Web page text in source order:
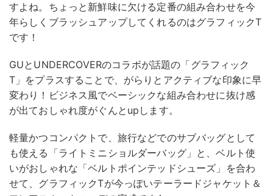
すよね。ちょっと新鮮味に欠ける定番の組み合わせを今
年らしくブラッシュアップしてくれるのはグラフィックT
です！
GUとUNDERCOVERのコラボが話題の「グラフィック
T」をプラスすることで、がらりとアクティブな印象に早
変わり！ビジネス風でベーシックな組み合わせに抜け感
が出ておしゃれ度がぐんとupします。
軽量かつコンパクトで、旅行などでのサブバッグとして
も使える「ライトミニショルダーバッグ」と、ベルト使
いがおしゃれな「ベルトポインテッドシューズ」を合わ
せて、グラフィックTが今っぽいテーラードジャケット＆